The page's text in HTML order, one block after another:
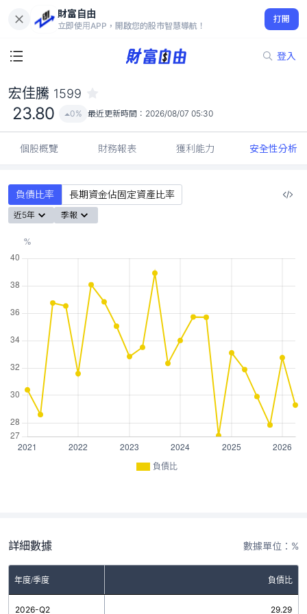
財富自由
立即使用APP，開啟您的股市智慧導航！
打開
登入
23.80
0%
宏佳騰 1599
23.80 0% 最近更新時間： 2026/08/07 05:30
個股概覽 財務報表 獲利能力 安全性分析
負債比率 長期資金佔固定資產比率
近5年 季報
負債比
詳細數據 數據單位：%
年度/季度 負債比
2026-Q2 29.29